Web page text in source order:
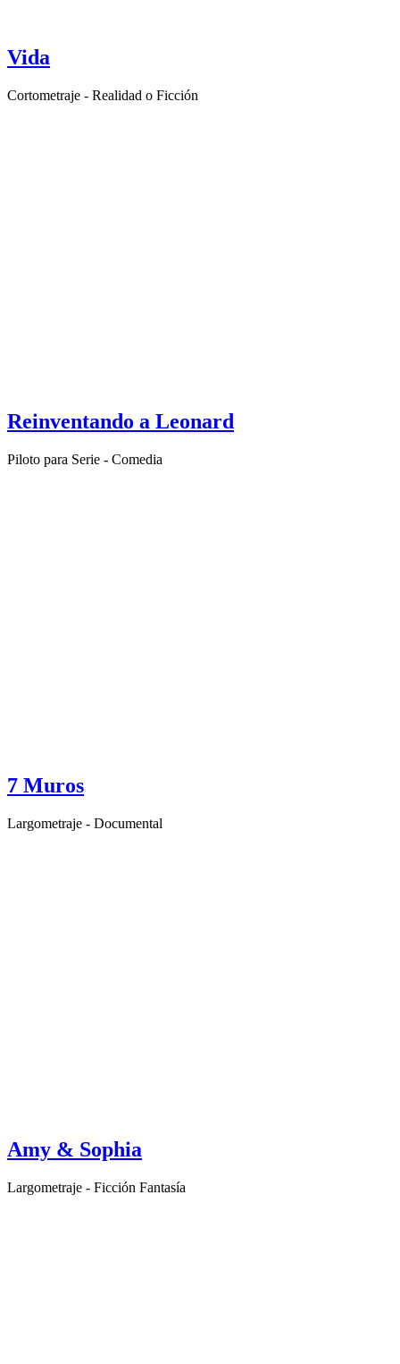
Vida
Cortometraje - Realidad o Ficción
Reinventando a Leonard
Piloto para Serie - Comedia
7 Muros
Largometraje - Documental
Amy & Sophia
Largometraje - Ficción Fantasía